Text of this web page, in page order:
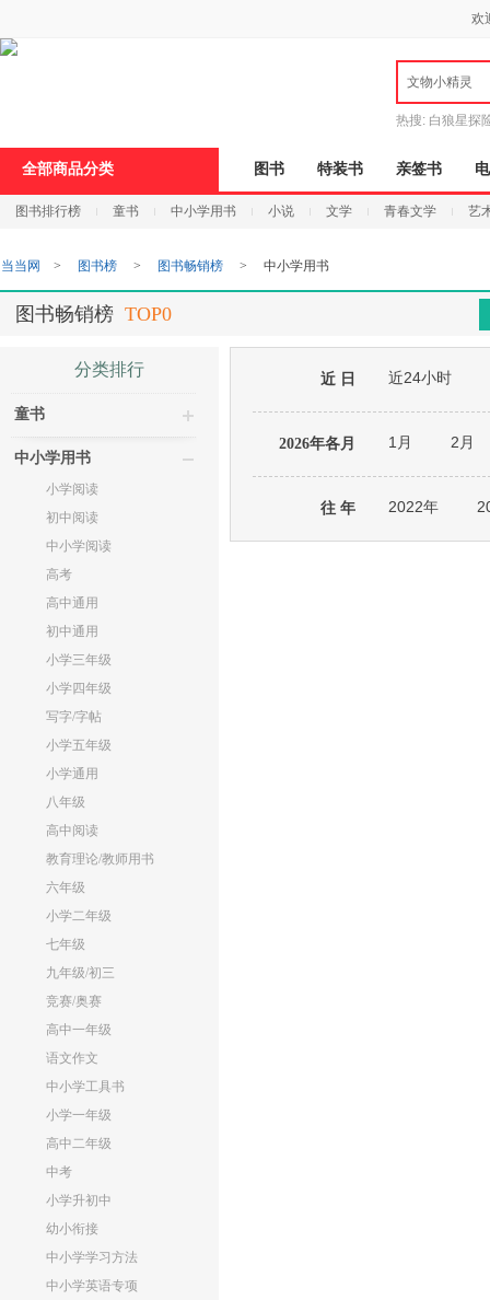
欢
文物小精灵
热搜: 白狼星探
全部商品分类 图书 特装书 亲签书
图书排行榜 童书 中小学用书 小说 文学 青春文学 艺
口
页
加
当当网 > 图书榜 > 图书畅销榜 > 中小学用书
图书畅销榜 TOP0
分类排行
童书
中小学用书
小学阅读
初中阅读
中小学阅读
高考
高中通用
初中通用
小学三年级
小学四年级
写字/字帖
小学五年级
小学通用
八年级
高中阅读
教育理论/教师用书
六年级
小学二年级
七年级
九年级/初三
竞赛/奥赛
高中一年级
语文作文
中小学工具书
小学一年级
高中二年级
中考
小学升初中
幼小衔接
中小学学习方法
中小学英语专项
近 日 近24小时
2026年各月 1月 2月
往 年 2022年